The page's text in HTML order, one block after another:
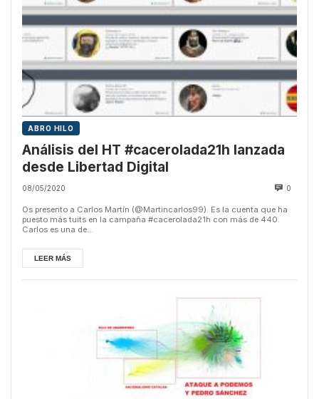
ABRO HILO
Análisis del HT #cacerolada21h lanzada
desde Libertad Digital
08/05/2020 0
Os presento a Carlos Martín (@Martincarlos99). Es la cuenta que ha
puesto más tuits en la campaña #cacerolada21h con más de 440.
Carlos es una de...
LEER MÁS